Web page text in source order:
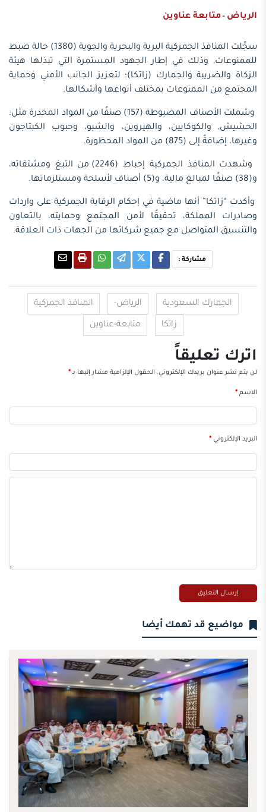
الرياض - متابعة عناوين
سجَّلت المنافذ الجمركية البرية والبحرية والجوية (1380) حالة ضبط
للممنوعات, وذلك في إطار الجهود المستمرة التي تبذلها هيئة
الزكاة والضريبة والجمارك (زاتكا)؛ لتعزيز الجانب الأمني وحماية
المجتمع من الممنوعات بمختلف أنواعها وأشكالها.
وشملت الأصناف المضبوطة (157) صنفًا من المواد المخدرة مثل:
الحشيش, والكوكايين، والهيروين، والشبو، وحبوب الكبتاجون
وغيرها، إضافةً إلى (875) من المواد المحظورة.
وشهدت المنافذ الجمركية إحباط (2246) من التبغ ومشتقاته،
و(38) صنفًا لمبالغ مالية، و(5) أصناف لأسلحة ومستلزماتها.
وأكدت “زاتكا” أنها ماضية في إحكام الرقابة الجمركية على واردات
وصادرات المملكة، تحقيقًا لأمن المجتمع وحمايته، بالتعاون
والتنسيق المتواصل مع جميع شركائها من الجهات ذات العلاقة.
مشاركة :
الجمارك السعودية الرياض- المنافذ الجمركية
زاتكا متابعة-عناوين
اترك تعليقاً
لن يتم نشر عنوان بريدك الإلكتروني. الحقول الإلزامية مشار إليها بـ*
الاسم*
البريد الإلكتروني*
مواضيع قد تهمك أيضا